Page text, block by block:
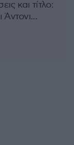
και τίτλο: